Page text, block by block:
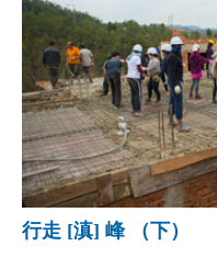
行走 [滇] 峰 （下）